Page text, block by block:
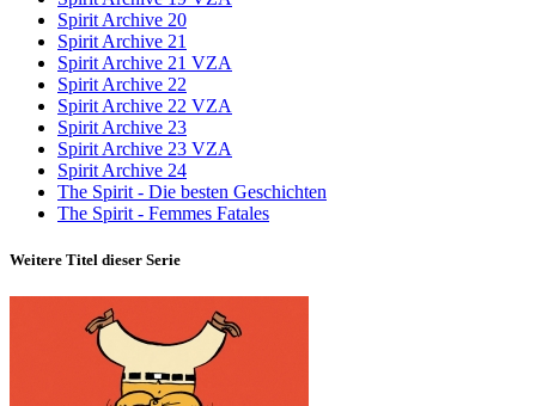
Spirit Archive 20
Spirit Archive 21
Spirit Archive 21 VZA
Spirit Archive 22
Spirit Archive 22 VZA
Spirit Archive 23
Spirit Archive 23 VZA
Spirit Archive 24
The Spirit - Die besten Geschichten
The Spirit - Femmes Fatales
Weitere Titel dieser Serie